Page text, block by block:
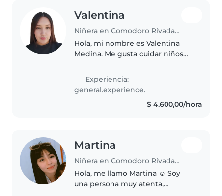
Valentina
Niñera en Comodoro Rivadavia
Hola, mi nombre es Valentina
Medina. Me gusta cuidar niños
jugar con ellos, ayudarlos en sus
actividades y brindarles un
ambiente seguro y agradable...
Experiencia:
general.experience.
$ 4.600,00/hora
Martina
Niñera en Comodoro Rivadavia
Hola, me llamo Martina ☺️ Soy
una persona muy atenta,